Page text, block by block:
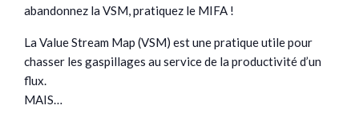
abandonnez la VSM, pratiquez le MIFA !
La Value Stream Map (VSM) est une pratique utile pour
chasser les gaspillages au service de la productivité d’un
flux.
MAIS…